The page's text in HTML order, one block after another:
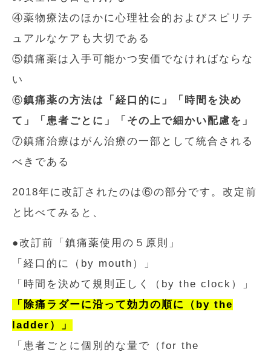
④薬物療法のほかに心理社会的およびスピリチ
ュアルなケアも大切である
⑤鎮痛薬は入手可能かつ安価でなければならな
い
⑥鎮痛薬の方法は「経口的に」「時間を決め
て」「患者ごとに」「その上で細かい配慮を」
⑦鎮痛治療はがん治療の一部として統合される
べきである
2018年に改訂されたのは⑥の部分です。改定前
と比べてみると、
●改訂前「鎮痛薬使用の５原則」
「経口的に（by mouth）」
「時間を決めて規則正しく（by the clock）」
「除痛ラダーに沿って効力の順に（by the
ladder）」
「患者ごとに個別的な量で（for the